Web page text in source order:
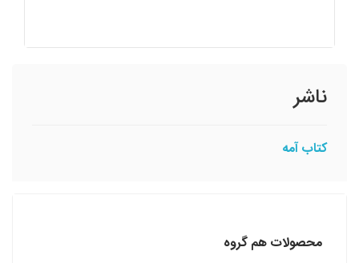
ناشر
کتاب آمه
محصولات هم گروه